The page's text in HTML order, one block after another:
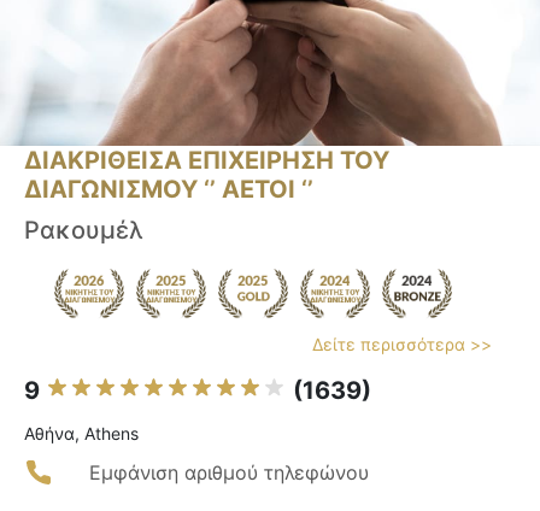
ΔΙΑΚΡΙΘΕΙΣΑ ΕΠΙΧΕΙΡΗΣΗ ΤΟΥ
ΔΙΑΓΩΝΙΣΜΟΥ ‘’ ΑΕΤΟΙ ‘’
Ρακουμέλ
Δείτε περισσότερα >>
9 (1639)
Αθήνα, Athens
Εμφάνιση αριθμού τηλεφώνου